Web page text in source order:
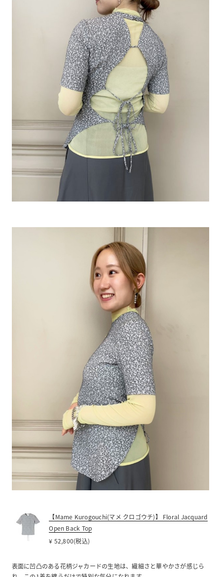
【Mame Kurogouchi(マメ クロゴウチ)】 Floral Jacquard
Open Back Top
¥ 52,800(税込)
表面に凹凸のある花柄ジャカードの生地は、繊細さと華やかさが感じら